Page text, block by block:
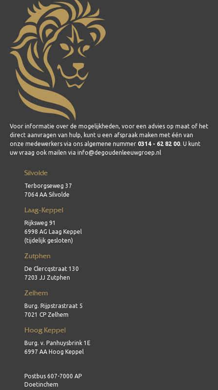
Voor informatie over de mogelijkheden, voor een advies op maat of het
direct aanvragen van hulp, kunt u een afspraak maken met één van
onze medewerkers via ons algemene nummer 0314 - 62 82 00. U kunt
uw vraag ook mailen via info@degoudenleeuwgroep.nl
Silvolde
Terborgseweg 37
7064 AA Silvolde
Laag-Keppel
Rijksweg 91
6998 AG Laag Keppel
(tijdelijk gesloten)
Zutphen
De Clercqstraat 130
7203 JJ Zutphen
Zelhem
Burg. Rijpstrastraat 5
7021 CP Zelhem
Hoog Keppel
Burg. v. Panhuysbrink 1E
6997 AA Hoog Keppel
Postbus 607-7000 AP
Doetinchem